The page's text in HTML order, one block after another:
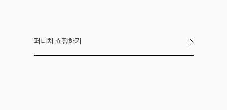
퍼니처 쇼핑하기